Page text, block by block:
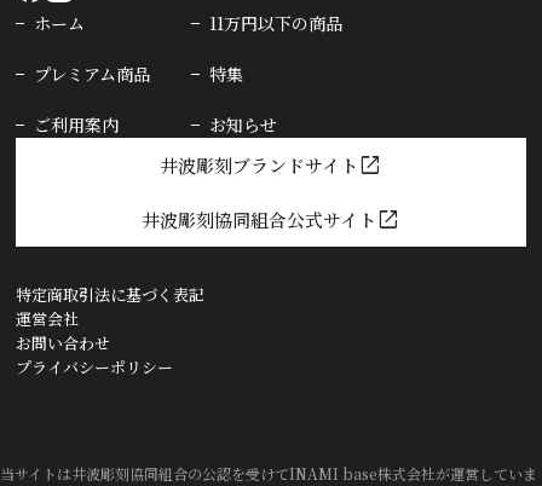
ホーム 11万円以下の商品
プレミアム商品 特集
ご利用案内 お知らせ
井波彫刻ブランドサイト open_in_new
井波彫刻協同組合公式サイト open_in_new
特定商取引法に基づく表記
運営会社
お問い合わせ
プライバシーポリシー
当サイトは井波彫刻協同組合の公認を受けてINAMI base株式会社が運営していま